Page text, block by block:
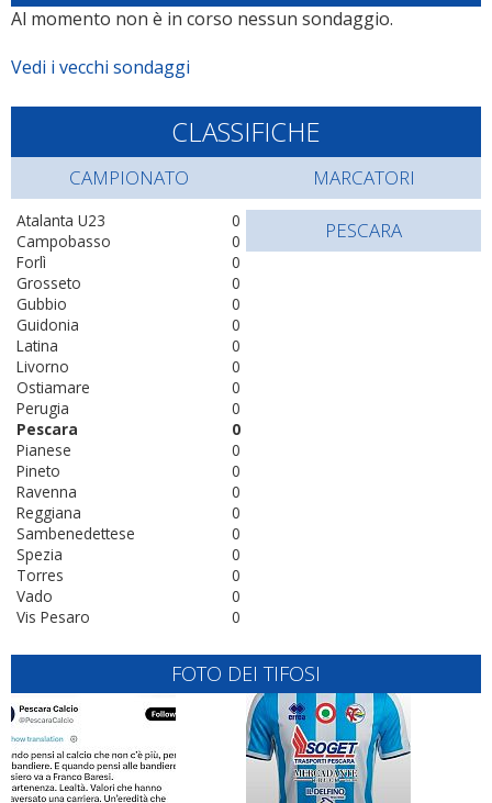
Al momento non è in corso nessun sondaggio.
Vedi i vecchi sondaggi
CLASSIFICHE
CAMPIONATO
0
Atalanta U23
0
Campobasso
0
Forlì
0
Grosseto
0
Gubbio
0
Guidonia
0
Latina
0
Livorno
0
Ostiamare
0
Perugia
0
Pescara
0
Pianese
0
Pineto
0
Ravenna
0
Reggiana
0
Sambenedettese
0
Spezia
0
Torres
0
Vado
0
Vis Pesaro
MARCATORI
PESCARA
FOTO DEI TIFOSI